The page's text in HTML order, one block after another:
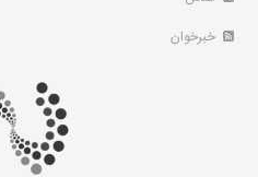
خبرخوان